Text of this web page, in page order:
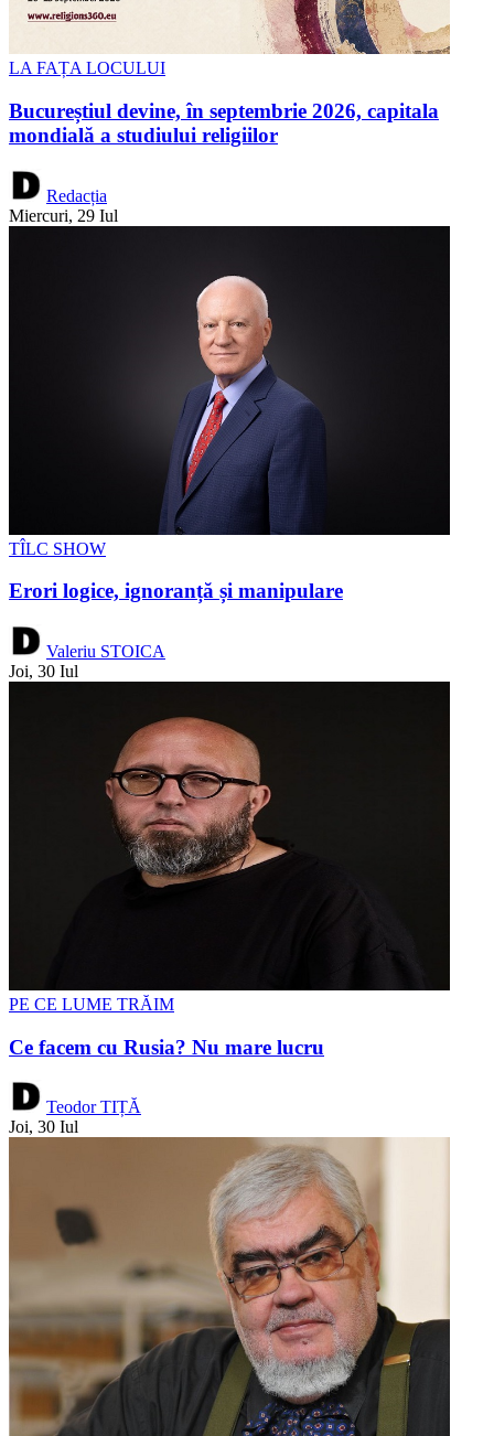
LA FAȚA LOCULUI
Bucureștiul devine, în septembrie 2026, capitala
mondială a studiului religiilor
Redacția
Miercuri, 29 Iul
TÎLC SHOW
Erori logice, ignoranță și manipulare
Valeriu STOICA
Joi, 30 Iul
PE CE LUME TRĂIM
Ce facem cu Rusia? Nu mare lucru
Teodor TIȚĂ
Joi, 30 Iul